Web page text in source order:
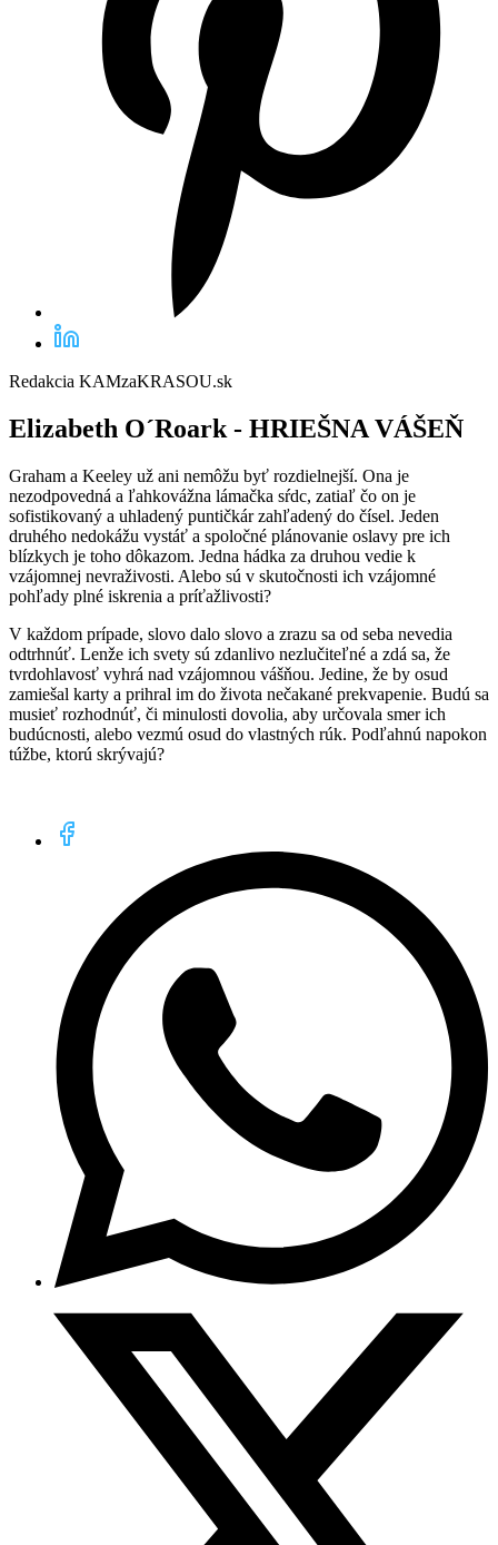
Redakcia KAMzaKRASOU.sk
Elizabeth O´Roark - HRIEŠNA VÁŠEŇ
Graham a Keeley už ani nemôžu byť rozdielnejší. Ona je
nezodpovedná a ľahkovážna lámačka sŕdc, zatiaľ čo on je
sofistikovaný a uhladený puntičkár zahľadený do čísel. Jeden
druhého nedokážu vystáť a spoločné plánovanie oslavy pre ich
blízkych je toho dôkazom. Jedna hádka za druhou vedie k
vzájomnej nevraživosti. Alebo sú v skutočnosti ich vzájomné
pohľady plné iskrenia a príťažlivosti?
V každom prípade, slovo dalo slovo a zrazu sa od seba nevedia
odtrhnúť. Lenže ich svety sú zdanlivo nezlučiteľné a zdá sa, že
tvrdohlavosť vyhrá nad vzájomnou vášňou. Jedine, že by osud
zamiešal karty a prihral im do života nečakané prekvapenie. Budú sa
musieť rozhodnúť, či minulosti dovolia, aby určovala smer ich
budúcnosti, alebo vezmú osud do vlastných rúk. Podľahnú napokon
túžbe, ktorú skrývajú?